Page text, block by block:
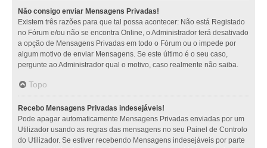
Não consigo enviar Mensagens Privadas!
Existem três razões para que tal possa acontecer: Não está Registado
no Fórum e/ou não se encontra Online, o Administrador terá desativado
a opção de Mensagens Privadas em todo o Fórum ou o impede por
algum motivo de enviar Mensagens. Se este último é o seu caso,
pergunte ao Administrador qual o motivo, caso realmente não saiba.
Topo
Recebo Mensagens Privadas indesejáveis!
Pode apagar automaticamente Mensagens Privadas enviadas por um
Utilizador usando as regras das mensagens no seu Painel de Controlo
do Utilizador. Se estiver recebendo Mensagens indesejáveis por parte